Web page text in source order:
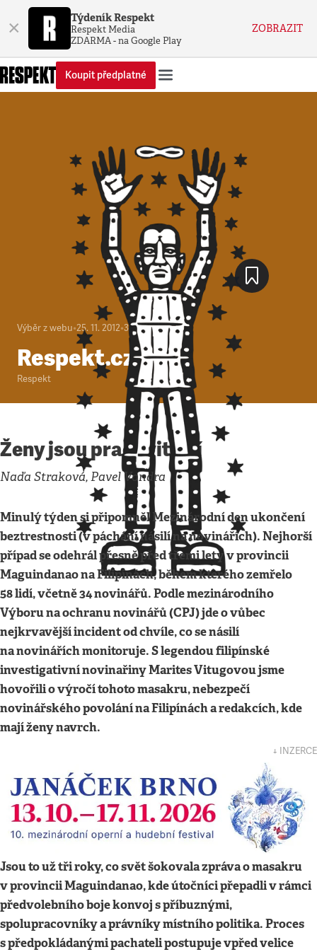
× Týdeník Respekt
Respekt Media
ZDARMA - na Google Play
ZOBRAZIT
Koupit předplatné
Výběr z webu•25. 11. 2012•3minuty
Respekt.cz
Respekt
Ženy jsou pracovitější
Naďa Straková, Pavel Vondra
Minulý týden si připomněl Mezinárodní den ukončení
beztrestnosti (v páchání násilí na novinářích). Nejhorší
případ se odehrál přesně před třemi lety v provincii
Maguindanao na Filipínách, během kterého zemřelo
58 lidí, včetně 34 novinářů. Podle mezinárodního
Výboru na ochranu novinářů (CPJ) jde o vůbec
nejkrvavější incident od chvíle, co se násilí
na novinářích monitoruje. S legendou filipínské
investigativní novinařiny Marites Vitugovou jsme
hovořili o výročí tohoto masakru, nebezpečí
novinářského povolání na Filipínách a redakcích, kde
mají ženy navrch.
↓ INZERCE
Jsou to už tři roky, co svět šokovala zpráva o masakru
v provincii Maguindanao, kde útočníci přepadli v rámci
předvolebního boje konvoj s příbuznými,
spolupracovníky a právníky místního politika. Proces
s předpokládanými pachateli postupuje vpřed velice